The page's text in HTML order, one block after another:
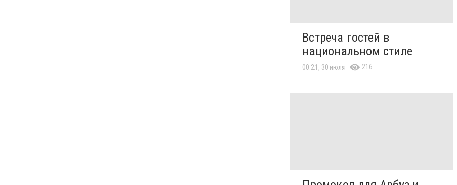
Встреча гостей в
национальном стиле
00:21, 30 июля 216